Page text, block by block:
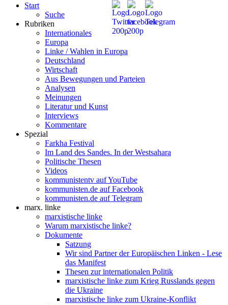
Start
Suche
Rubriken
Internationales
Europa
Linke / Wahlen in Europa
Deutschland
Wirtschaft
Aus Bewegungen und Parteien
Analysen
Meinungen
Literatur und Kunst
Interviews
Kommentare
Spezial
Farkha Festival
Im Land des Sandes. In der Westsahara
Politische Thesen
Videos
kommunistentv auf YouTube
kommunisten.de auf Facebook
kommunisten.de auf Telegram
marx. linke
marxistische linke
Warum marxistische linke?
Dokumente
Satzung
Wir sind Partner der Europäischen Linken - Lese
das Manifest
Thesen zur internationalen Politik
marxistische linke zum Krieg Russlands gegen
die Ukraine
marxistische linke zum Ukraine-Konflikt